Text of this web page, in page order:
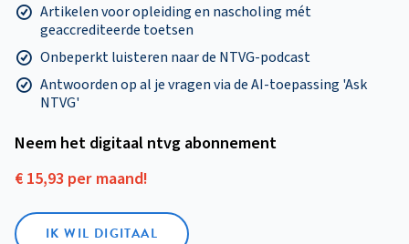
Artikelen voor opleiding en nascholing mét
geaccrediteerde toetsen
Onbeperkt luisteren naar de NTVG-podcast
Antwoorden op al je vragen via de AI-toepassing 'Ask
NTVG'
Neem het digitaal ntvg abonnement
€ 15,93 per maand!
IK WIL DIGITAAL